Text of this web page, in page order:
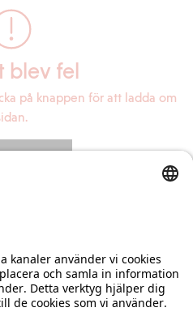
blev fel
på knappen för att ladda om